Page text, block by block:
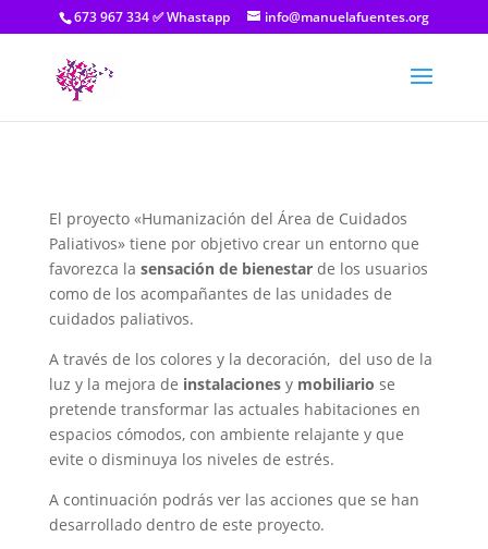
673 967 334 ✅ Whastapp info@manuelafuentes.org
El proyecto «Humanización del Área de Cuidados
Paliativos» tiene por objetivo crear un entorno que
favorezca la sensación de bienestarde los usuarios
como de los acompañantes de las unidades de
cuidados paliativos.
A través de los colores y la decoración, del uso de la
luz y la mejora de instalacionesy mobiliario se
pretende transformar las actuales habitaciones en
espacios cómodos, con ambiente relajante y que
evite o disminuya los niveles de estrés.
A continuación podrás ver las acciones que se han
desarrollado dentro de este proyecto.